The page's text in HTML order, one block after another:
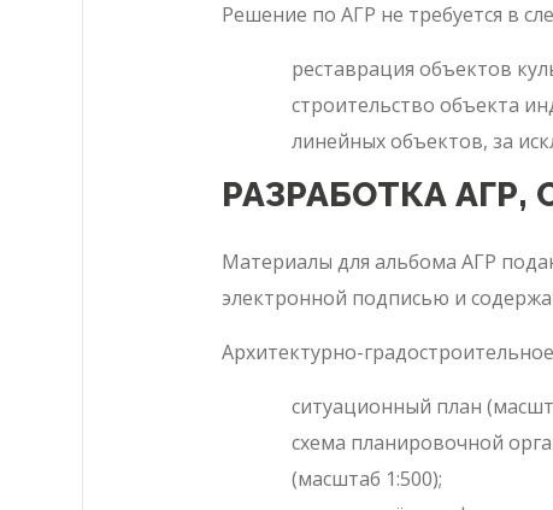
Решение по АГР не требуется в
реставрация объектов
строительство объекта
линейных объектов, за
РАЗРАБОТКА АГР,
Материалы для альбома АГР
электронной подписью и
Архитектурно-
ситуационный план
схема планировочной
(масштаб 1:500);